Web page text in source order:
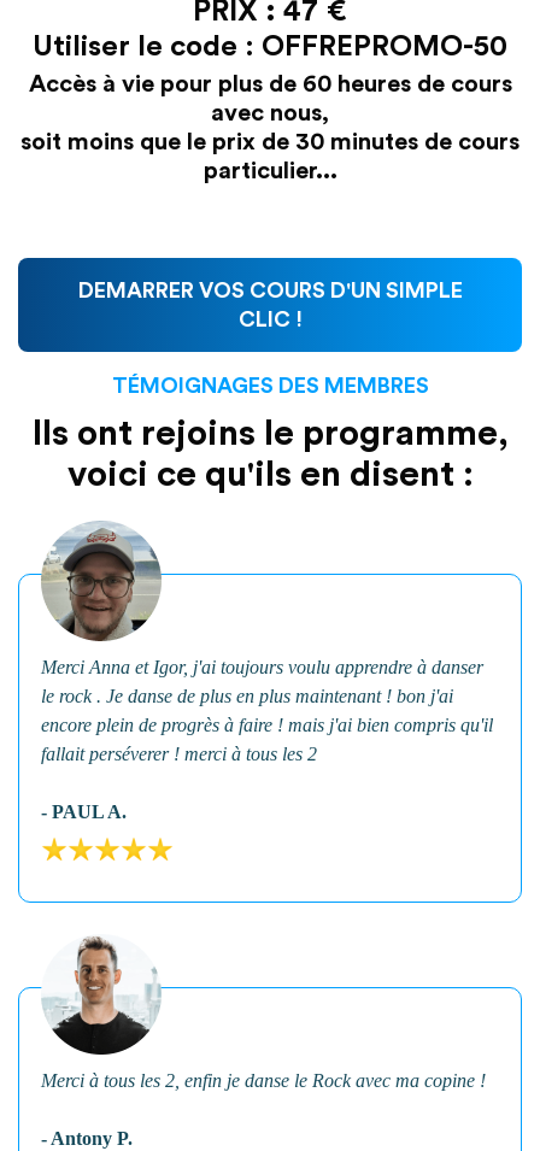
PRIX : 47 €
Utiliser le code : OFFREPROMO-50
Accès à vie pour plus de 60 heures de cours
avec nous,
soit moins que le prix de 30 minutes de cours
particulier...
DEMARRER VOS COURS D'UN SIMPLE
CLIC !
TÉMOIGNAGES DES MEMBRES
Ils ont rejoins le programme,
voici ce qu'ils en disent :
Merci Anna et Igor, j'ai toujours voulu apprendre à danser
le rock . Je danse de plus en plus maintenant ! bon j'ai
encore plein de progrès à faire ! mais j'ai bien compris qu'il
fallait perséverer ! merci à tous les 2
- PAUL A.
Merci à tous les 2, enfin je danse le Rock avec ma copine !
- Antony P.